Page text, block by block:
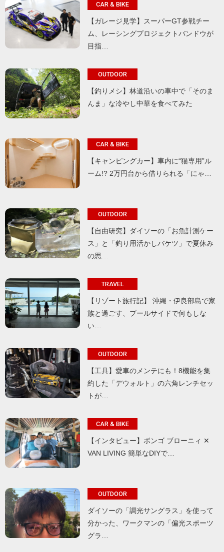
CAR & BIKE
【ガレージ見学】スーパーGT参戦チー
ム、レーシングプロジェクトバンドウが
目指…
OUTDOOR
【釣りメシ】林道沿いの車中で「そのま
んま」な冷やし中華を食べてみた
CAR & BIKE
【キャンピングカー】車内に“猫専用”ル
ーム!? 2万円台から借りられる「にゃ…
OUTDOOR
【自由研究】ダイソーの「お魚計測ケー
ス」と「釣り用活かしバケツ」で夏休み
の思…
TRAVEL
【リゾート旅行記】 沖縄・伊良部島で家
族と過ごす、プールサイドで何もしな
い…
OUTDOOR
【工具】愛車のメンテにも！8機能を集
約した「デウォルト」の六角レンチセッ
トが…
CAR & BIKE
【インタビュー】ボンゴ ブローニィ ✕
VAN LIVING 簡単なDIYで…
OUTDOOR
ダイソーの「調光サングラス」を使って
分かった、ワークマンの「偏光スポーツ
グラ…